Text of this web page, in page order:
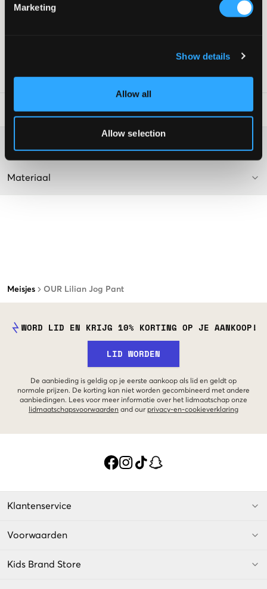
Marketing
Show details
Allow all
Allow selection
Meisjes OUR Lilian Jog Pant
Joggingbroek
SKU:112831-005
Laundry Advice:
Materiaal
WORD LID EN KRIJG 10% KORTING OP JE AANKOOP!
LID WORDEN
De aanbieding is geldig op je eerste aankoop als lid en geldt op
normale prijzen. De korting kan niet worden gecombineerd met andere
aanbiedingen. Lees voor meer informatie over het lidmaatschap onze
lidmaatschapsvoorwaarden and our privacy-en-cookieverklaring
Klantenservice
Voorwaarden
Kids Brand Store